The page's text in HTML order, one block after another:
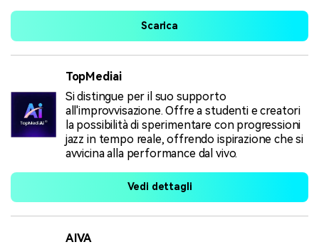
Scarica
TopMediai
Si distingue per il suo supporto
all'improvvisazione. Offre a studenti e creatori
la possibilità di sperimentare con progressioni
jazz in tempo reale, offrendo ispirazione che si
avvicina alla performance dal vivo.
Vedi dettagli
AIVA